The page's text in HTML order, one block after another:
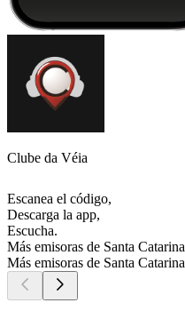
Clube da Véia
Escanea el código,
Descarga la app,
Escucha.
Más emisoras de Santa Catarina
Más emisoras de Santa Catarina